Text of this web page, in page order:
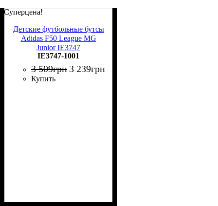
Суперцена!
Детские футбольные бутсы
Adidas F50 League MG
Junior IE3747
IE3747-1001
3 509грн 3 239грн
Купить